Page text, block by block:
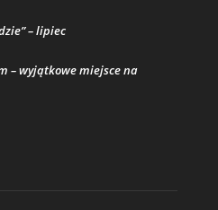
– lipiec
– wyjątkowe miejsce na